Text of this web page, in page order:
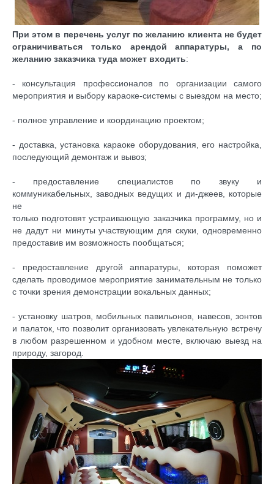
При этом в перечень услуг по желанию клиента не будет
ограничиваться только арендой аппаратуры, а по
желанию заказчика туда может входить:
- консультация профессионалов по организации самого
мероприятия и выбору караоке-системы с выездом на место;
- полное управление и координацию проектом;
- доставка, установка караоке оборудования, его настройка,
последующий демонтаж и вывоз;
- предоставление специалистов по звуку и
коммуникабельных, заводных ведущих и ди-джеев, которые
не
только подготовят устраивающую заказчика программу, но и
не дадут ни минуты участвующим для скуки, одновременно
предоставив им возможность пообщаться;
- предоставление другой аппаратуры, которая поможет
сделать проводимое мероприятие занимательным не только
с точки зрения демонстрации вокальных данных;
- установку шатров, мобильных павильонов, навесов, зонтов
и палаток, что позволит организовать увлекательную встречу
в любом разрешенном и удобном месте, включаю выезд на
природу, загород.